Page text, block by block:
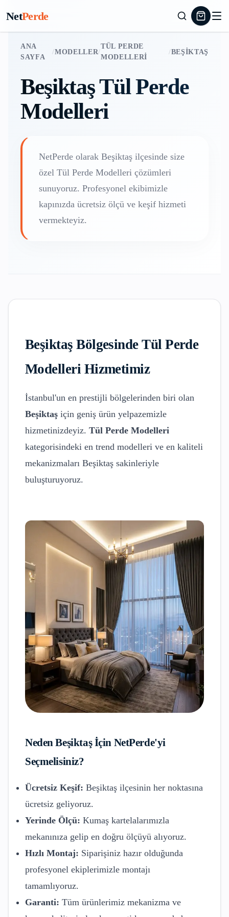
NetPerde
ANA
SAYFA
/MODELLER/
TÜL PERDE
MODELLERI
/BEŞIKTAŞ
BeşiktaşTül Perde
Modelleri
NetPerde olarak Beşiktaş ilçesinde size
özel Tül Perde Modelleri çözümleri
sunuyoruz. Profesyonel ekibimizle
kapınızda ücretsiz ölçü ve keşif hizmeti
vermekteyiz.
Beşiktaş BölgesindeTül Perde
ModelleriHizmetimiz
İstanbul'un en prestijli bölgelerinden biri olan
Beşiktaş için geniş ürün yelpazemizle
hizmetinizdeyiz. Tül Perde Modelleri
kategorisindeki en trend modelleri ve en kaliteli
mekanizmaları Beşiktaş sakinleriyle
buluşturuyoruz.
NedenBeşiktaşİçin NetPerde'yi
Seçmelisiniz?
Ücretsiz Keşif: Beşiktaş ilçesinin her noktasına
ücretsiz geliyoruz.
Yerinde Ölçü: Kumaş kartelalarımızla
mekanınıza gelip en doğru ölçüyü alıyoruz.
Hızlı Montaj: Siparişiniz hazır olduğunda
profesyonel ekiplerimizle montajı
tamamlıyoruz.
Garanti: Tüm ürünlerimiz mekanizma ve